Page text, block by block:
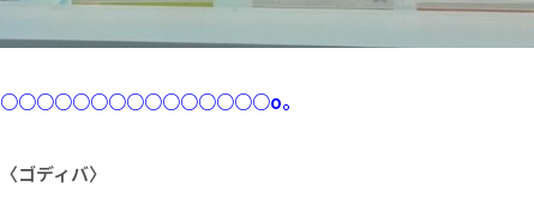
○○○○○○○○○○○○○○○o。
〈ゴディバ〉